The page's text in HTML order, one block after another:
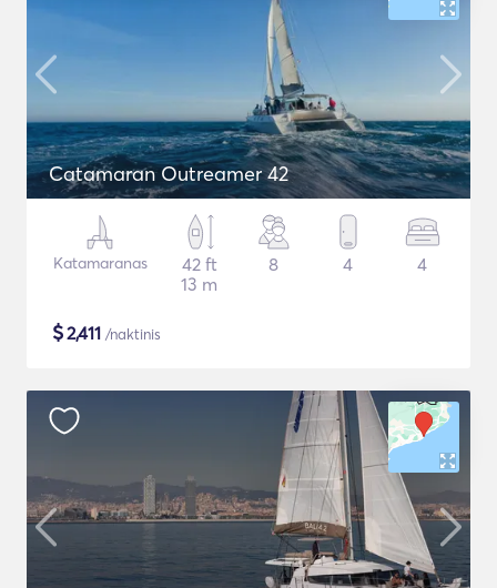
Catamaran Outreamer 42
Katamaranas
42 ft
13 m
8 4 4
$2,411 /naktinis